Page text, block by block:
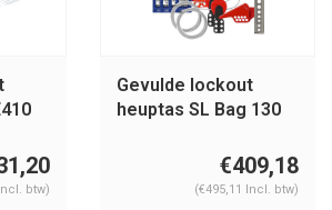
btw)
Gevulde lockout
heuptas SL Bag 130
€409,18
(€495,11 Incl. btw)